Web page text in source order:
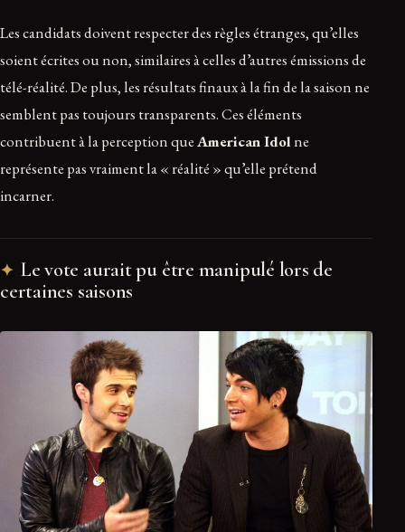
Les candidats doivent respecter des règles étranges, qu’elles
soient écrites ou non, similaires à celles d’autres émissions de
télé-réalité. De plus, les résultats finaux à la fin de la saison ne
semblent pas toujours transparents. Ces éléments
contribuent à la perception queAmerican Idolne
représente pas vraiment la « réalité » qu’elle prétend
incarner.
Le vote aurait pu être manipulé lors de
certaines saisons